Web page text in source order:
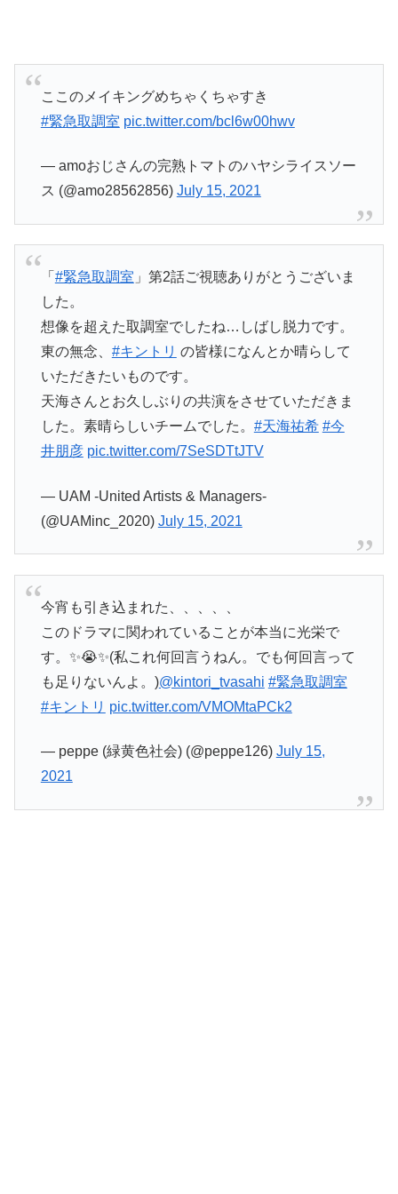
ここのメイキングめちゃくちゃすき
#緊急取調室 pic.twitter.com/bcl6w00hwv
— amoおじさんの完熟トマトのハヤシライスソー
ス (@amo28562856) July 15, 2021
「 #緊急取調室 」第2話ご視聴ありがとうございま
した。
想像を超えた取調室でしたね…しばし脱力です。
東の無念、 #キントリ の皆様になんとか晴らして
いただきたいものです。
天海さんとお久しぶりの共演をさせていただきま
した。素晴らしいチームでした。 #天海祐希 #今
井朋彦 pic.twitter.com/7SeSDTtJTV
— UAM -United Artists & Managers-
(@UAMinc_2020) July 15, 2021
今宵も引き込まれた、、、、、
このドラマに関われていることが本当に光栄で
す。✨😭✨(私これ何回言うねん。でも何回言って
も足りないんよ。)@kintori_tvasahi #緊急取調室
#キントリ pic.twitter.com/VMOMtaPCk2
— peppe (緑黄色社会) (@peppe126) July 15,
2021